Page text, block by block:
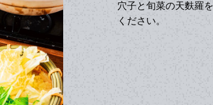
穴子と旬菜の天麩羅
ください。